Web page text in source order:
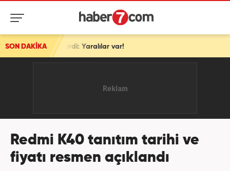
SON DAKİKA
Yaralılar var!
Redmi K40 tanıtım tarihi ve
fiyatı resmen açıklandı